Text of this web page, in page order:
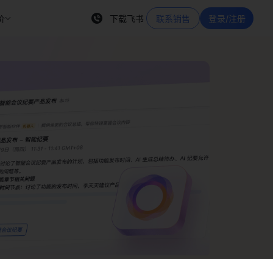
下载飞书 联系销售 登录/注册